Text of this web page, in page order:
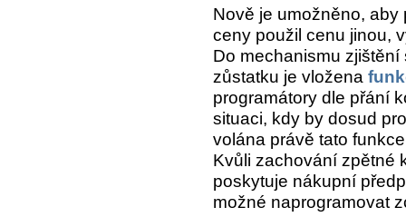
Nově je umožněno,
ceny použil cenu jinou,
Do mechanismu
zůstatku je vložena
programátory dle přání
situaci, kdy by dosud
volána právě tato
Kvůli zachování zpětné
poskytuje nákupní
možné naprogramovat